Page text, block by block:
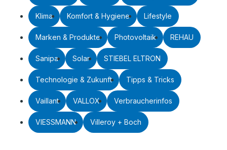
Klima Komfort & Hygiene Lifestyle
Marken & Produkte Photovoltaik REHAU
Sanipa Solar STIEBEL ELTRON
Technologie & Zukunft Tipps & Tricks
Vaillant VALLOX Verbraucherinfos
VIESSMANN Villeroy + Boch